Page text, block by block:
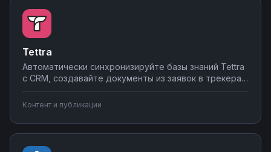
Tettra
Автоматически синхронизируйте базы знаний Tettra
с CRM, создавайте документы из заявок в трекерах
корпоративные мессенджеры. Упростите
документооборот и обмен знаниями в команде с
помощью готовых интеграций.
Контент и публикации